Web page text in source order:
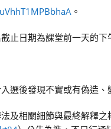
。
止日期為課堂前一天的
選後發現不實或有偽造
及相關細節與最終解釋